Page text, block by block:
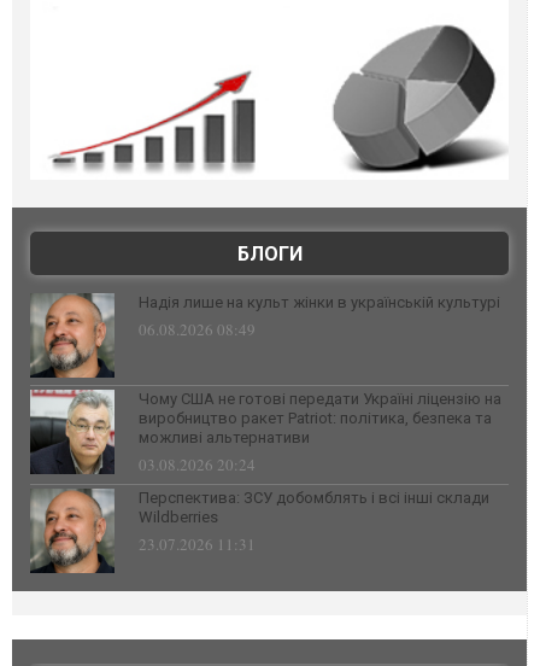
БЛОГИ
Надія лише на культ жінки в українській культурі
06.08.2026 08:49
Чому США не готові передати Україні ліцензію на
виробництво ракет Patriot: політика, безпека та
можливі альтернативи
03.08.2026 20:24
Перспектива: ЗСУ добомблять і всі інші склади
Wildberries
23.07.2026 11:31